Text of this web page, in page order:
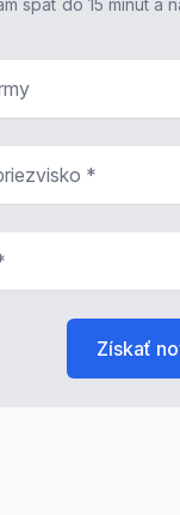
späť do 15 minút a
Získať